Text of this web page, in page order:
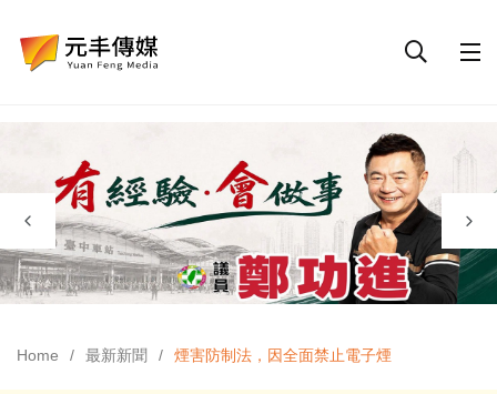
Home 最新新聞 煙害防制法，因全面禁止電子煙